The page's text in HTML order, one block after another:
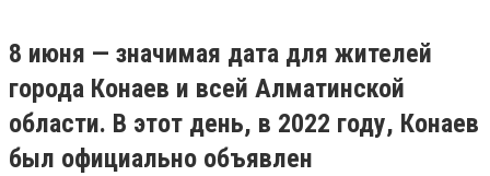
8 июня — значимая дата для жителей
города Конаев и всей Алматинской
области. В этот день, в 2022 году, Конаев
был официально объявлен